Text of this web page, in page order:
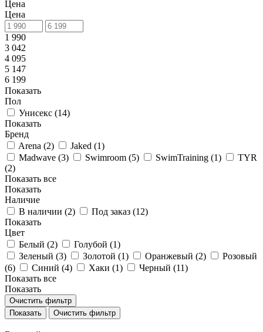
Цена
Цена
1 990
3 042
4 095
5 147
6 199
Показать
Пол
Унисекс (14)
Показать
Бренд
Arena (2) Jaked (1)
Madwave (3) Swimroom (5) SwimTraining (1)
TYR
(2)
Показать все
Показать
Наличие
В наличии (2) Под заказ (12)
Показать
Цвет
Белый (2) Голубой (1)
Зеленый (3) Золотой (1) Оранжевый (2)
Розовый
(6) Синий (4) Хаки (1) Черный (11)
Показать все
Показать
Очистить фильтр
Очистить фильтр